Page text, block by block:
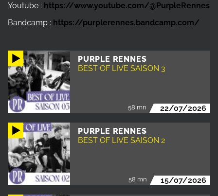
PURPLE RENNES
BEST OF LIVE SAISON 3
58 mn 22/07/2026
PURPLE RENNES
BEST OF LIVE SAISON 2
58 mn 15/07/2026
Youtube : https://www.youtube.com/@PurpleRennes
Bandcamp : https://purplerennes.bandcamp.com/